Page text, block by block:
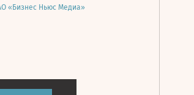
«Бизнес Ньюс Медиа»